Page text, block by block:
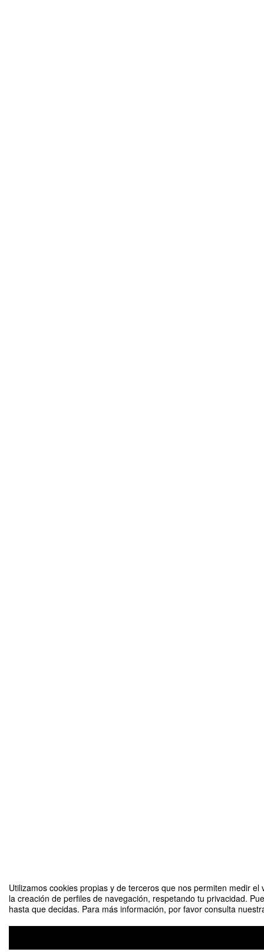
Utilizamos cookies propias y de terceros que nos permiten medir
la creación de perfiles de navegación, respetando tu privacidad.
hasta que decidas. Para más información, por favor consulta